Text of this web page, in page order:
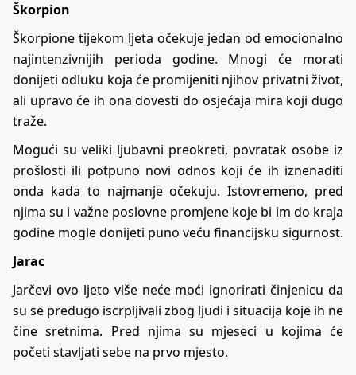
Škorpion
Škorpione tijekom ljeta očekuje jedan od emocionalno
najintenzivnijih perioda godine. Mnogi će morati
donijeti odluku koja će promijeniti njihov privatni život,
ali upravo će ih ona dovesti do osjećaja mira koji dugo
traže.
Mogući su veliki ljubavni preokreti, povratak osobe iz
prošlosti ili potpuno novi odnos koji će ih iznenaditi
onda kada to najmanje očekuju. Istovremeno, pred
njima su i važne poslovne promjene koje bi im do kraja
godine mogle donijeti puno veću financijsku sigurnost.
Jarac
Jarčevi ovo ljeto više neće moći ignorirati činjenicu da
su se predugo iscrpljivali zbog ljudi i situacija koje ih ne
čine sretnima. Pred njima su mjeseci u kojima će
početi stavljati sebe na prvo mjesto.